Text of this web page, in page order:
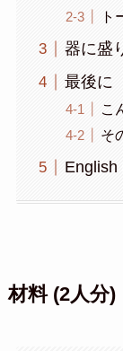
ト
器に盛
最後に
こ
そ
English
材料 (2人分)